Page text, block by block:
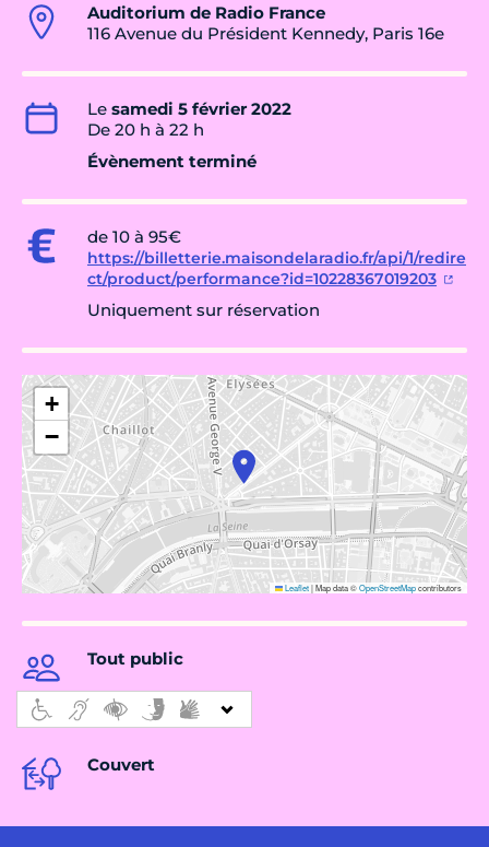
Auditorium de Radio France
116 Avenue du Président Kennedy, Paris 16e
Le samedi 5 février 2022
De 20 h à 22 h
Évènement terminé
de 10 à 95€
https://billetterie.maisondelaradio.fr/api/1/redire
ct/product/performance?id=10228367019203
Uniquement sur réservation
+
−
Leaflet|Map data ©OpenStreetMapcontributors
Tout public
Couvert